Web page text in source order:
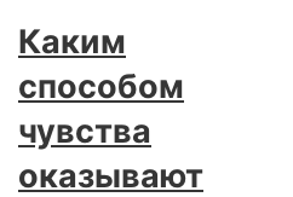
Каким
способом
чувства
оказывают